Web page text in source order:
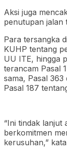
Aksi juga
penutupan jalan
Para tersangka
KUHP tentang
UU ITE, hingga
terancam Pasal
sama, Pasal
Pasal 187
“Ini tindak lanjut
berkomitmen
kerusuhan,”